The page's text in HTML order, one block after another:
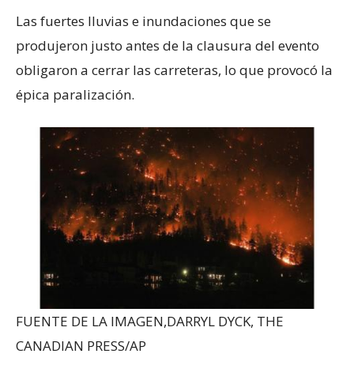
Las fuertes lluvias e inundaciones que se
produjeron justo antes de la clausura del evento
obligaron a cerrar las carreteras, lo que provocó la
épica paralización.
FUENTE DE LA IMAGEN,DARRYL DYCK, THE
CANADIAN PRESS/AP